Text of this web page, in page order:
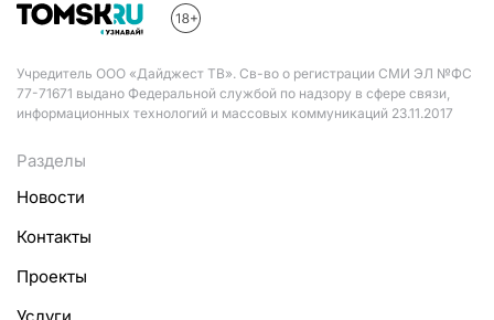
Учредитель ООО «Дайджест ТВ». Св-во о регистрации СМИ ЭЛ №ФС
77-71671 выдано Федеральной службой по надзору в сфере связи,
информационных технологий и массовых коммуникаций 23.11.2017
Разделы
Новости
Контакты
Проекты